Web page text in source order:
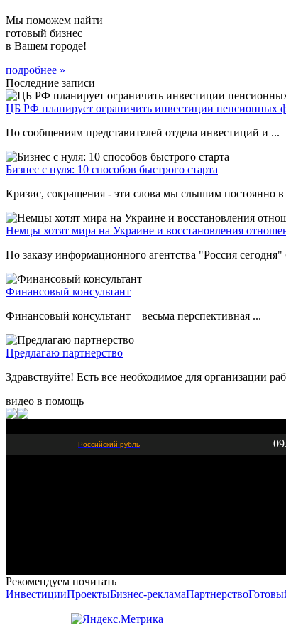
Мы поможем найти
готовый бизнес
в Вашем городе!
подробнее »
Последние записи
ЦБ РФ планирует ограничить инвестиции пенсионных
По сообщениям представителей отдела инвестиций и ...
Бизнес с нуля: 10 способов быстрого старта
Кризис, сокращения - эти слова мы слышим постоянно в
Немцы хотят мира на Украине и восстановления
По заказу информационного агентства "Россия
Финансовый консультант
Финансовый консультант – весьма перспективная ...
Предлагаю партнерство
Здравствуйте! Есть все необходимое для организации
видео в помощь
Российский рубль
Рекомендуем почитать
ИнвестицииПроектыБизнес-рекламаПартнерство